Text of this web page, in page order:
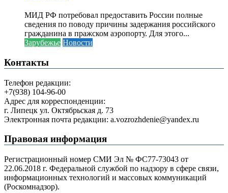
МИД РФ потребовал предоставить России полные
сведения по поводу причины задержания российского
гражданина в пражском аэропорту. Для этого...
Зарубежье Новости
Контакты
Телефон редакции:
+7(938) 104-96-00
Адрес для корреспонденции:
г. Липецк ул. Октябрьская д. 73
Электронная почта редакции: a.vozrozhdenie@yandex.ru
Правовая информация
Регистрационный номер СМИ Эл № ФС77-73043 от
22.06.2018 г. Федеральной службой по надзору в сфере связи,
информационных технологий и массовых коммуникаций
(Роскомнадзор).